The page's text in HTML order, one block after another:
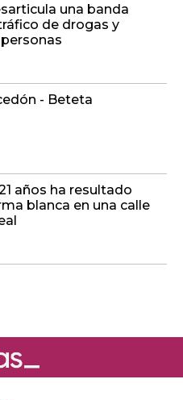
una banda
de drogas y
- Beteta
años ha resultado
blanca en una calle